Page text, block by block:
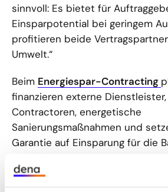
sinnvoll: Es bietet für
Einsparpotential bei geringem
profitieren beide
Umwelt.“
Beim Energiespar-Contracting
finanzieren externe
Contractoren, energetische
Sanierungsmaßnahmen und
Garantie auf Einsparung für die
Außerdem kümmern sie sich,
die Instandhaltung der Technik